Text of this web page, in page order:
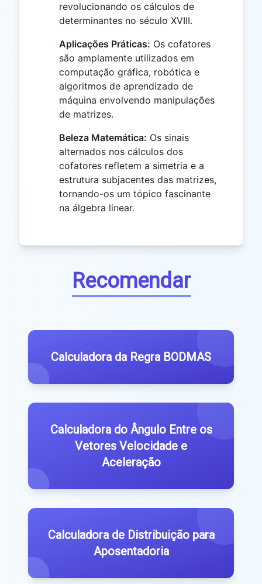
revolucionando os cálculos de
determinantes no século XVIII.
Aplicações Práticas: Os cofatores
são amplamente utilizados em
computação gráfica, robótica e
algoritmos de aprendizado de
máquina envolvendo manipulações
de matrizes.
Beleza Matemática: Os sinais
alternados nos cálculos dos
cofatores refletem a simetria e a
estrutura subjacentes das matrizes,
tornando-os um tópico fascinante
na álgebra linear.
Recomendar
Calculadora da Regra BODMAS
Calculadora do Ângulo Entre os
Vetores Velocidade e
Aceleração
Calculadora de Distribuição para
Aposentadoria